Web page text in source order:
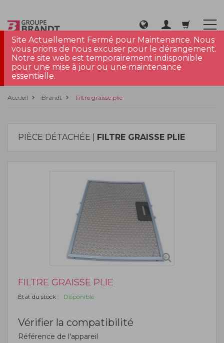
Site Actuellement Fermé pour Maintenance. Nous
vous prions de nous excuser pour le dérangement.
Notre site web est temporairement indisponible
pour une mise à jour ou une maintenance
essentielle.
Accueil Brandt Filtre graisse plie
PIÈCE DÉTACHÉE | FILTRE GRAISSE PLIE
FILTRE GRAISSE PLIE
État du stock : Disponible
Vérifier la compatibilité
Référence de l'appareil